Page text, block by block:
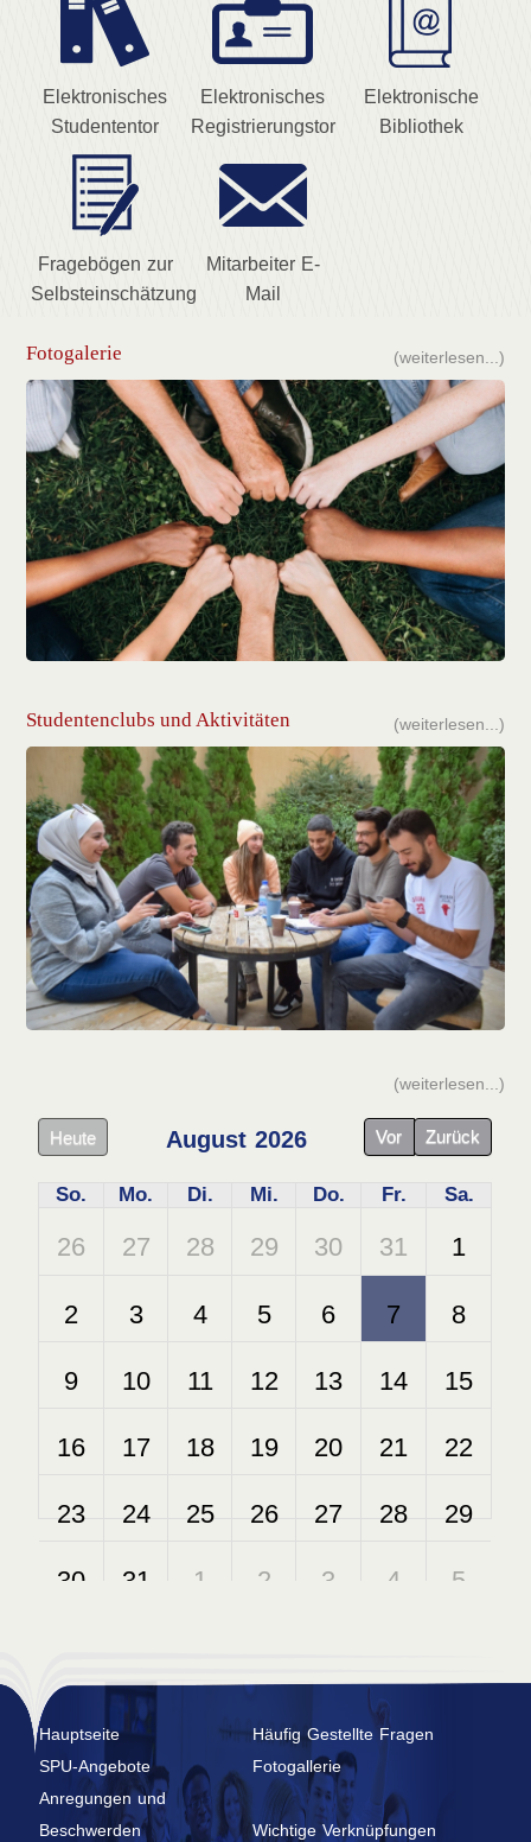
Elektronisches
Studententor
Elektronisches
Registrierungstor
Elektronische
Bibliothek
Fragebögen zur
Selbsteinschätzung
Mitarbeiter E-
Mail
Fotogalerie (weiterlesen...)
Studentenclubs und Aktivitäten (weiterlesen...)
(weiterlesen...)
Hauptseite
Häufig Gestellte Fragen
SPU-Angebote
Fotogallerie
Anregungen und
Beschwerden
Wichtige Verknüpfungen